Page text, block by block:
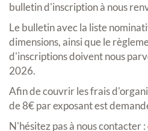
bulletin d'inscription à nous
Le bulletin avec la liste
dimensions, ainsi que le
d'inscriptions doivent nous
2026.
Afin de couvrir les frais
de 8€ par exposant est
N'hésitez pas à nous contacter :